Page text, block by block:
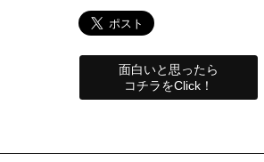
面白いと思ったら
コチラをClick！